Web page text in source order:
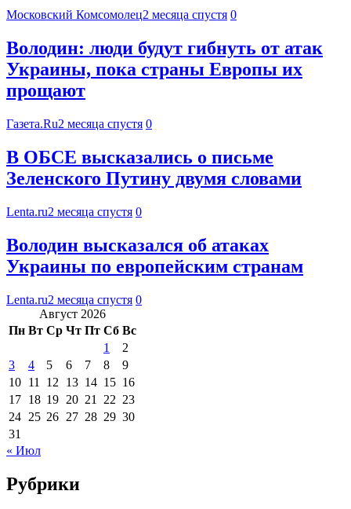
Московский Комсомолец2 месяца спустя 0
Володин: люди будут гибнуть от атак
Украины, пока страны Европы их
прощают
Газета.Ru2 месяца спустя 0
В ОБСЕ высказались о письме
Зеленского Путину двумя словами
Lenta.ru2 месяца спустя 0
Володин высказался об атаках
Украины по европейским странам
Lenta.ru2 месяца спустя 0
Август 2026
Пн Вт Ср Чт Пт Сб Вс
1
2
3
4 5 6 7 8
9
10 11 12 13 14 15 16
17 18 19 20 21 22 23
24 25 26 27 28 29 30
31
« Июл
Рубрики